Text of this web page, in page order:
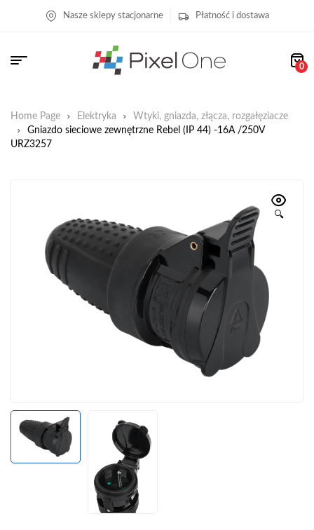
Nasze sklepy stacjonarne Płatność i dostawa
0
Home Page Elektryka
Wtyki, gniazda, złącza, rozgałęziacze
Gniazdo sieciowe zewnętrzne Rebel (IP 44) -16A /250V
URZ3257
🔍